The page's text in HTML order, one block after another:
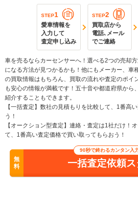
STEP1
愛車情報を
入力して
査定申し込み
STEP2
買取店から
電話､メール
でご連絡
車を売るならカーセンサーへ！選べる2つの売却
になる方法が見つかるかも！他にもメーカー、車
の買取情報はもちろん、買取の流れや査定のポイ
も安心の情報が満載です！五十音や都道府県から
紹介することもできます。
【一括査定】数社の見積もりを比較して、1番高
う！
【オークション型査定】連絡・査定は1社だけ！
て、1番高い査定価格で買い取ってもらおう！
無
料
90秒で終わるカンタン入
一括査定依頼ス